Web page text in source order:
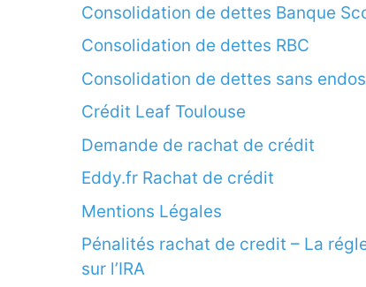
Consolidation de dettes Banque
Consolidation de dettes RBC
Consolidation de dettes sans
Crédit Leaf Toulouse
Demande de rachat de crédit
Eddy.fr Rachat de crédit
Mentions Légales
Pénalités rachat de credit – La
sur l’IRA